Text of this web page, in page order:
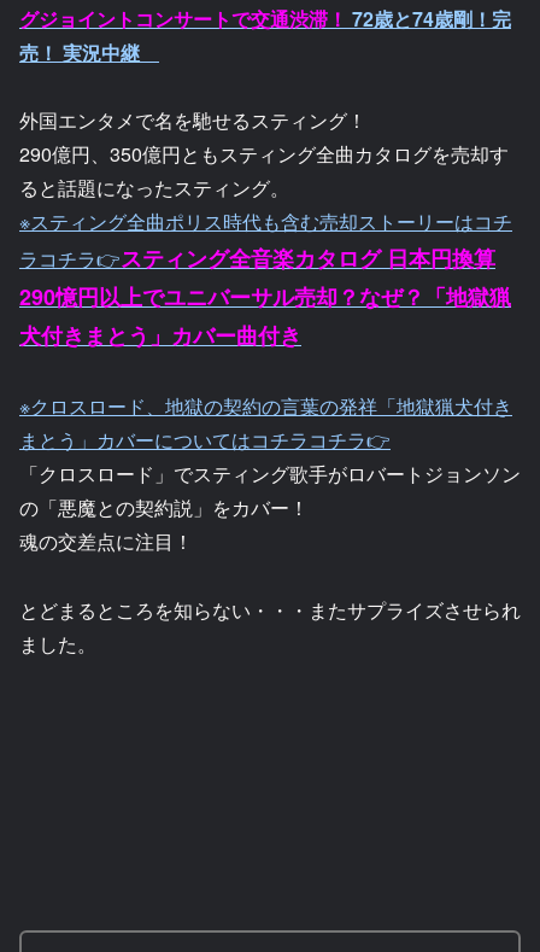
グジョイントコンサートで交通渋滞！ 72歳と74歳剛！完
売！ 実況中継
外国エンタメで名を馳せるスティング！
290億円、350億円ともスティング全曲カタログを売却す
ると話題になったスティング。
※スティング全曲ポリス時代も含む売却ストーリーはコチ
ラコチラ👉スティング全音楽カタログ 日本円換算
290憶円以上でユニバーサル売却？なぜ？「地獄猟
犬付きまとう」カバー曲付き
※クロスロード、地獄の契約の言葉の発祥「地獄猟犬付き
まとう」カバーについてはコチラコチラ👉
「クロスロード」でスティング歌手がロバートジョンソン
の「悪魔との契約説」をカバー！
魂の交差点に注目！
とどまるところを知らない・・・またサプライズさせられ
ました。